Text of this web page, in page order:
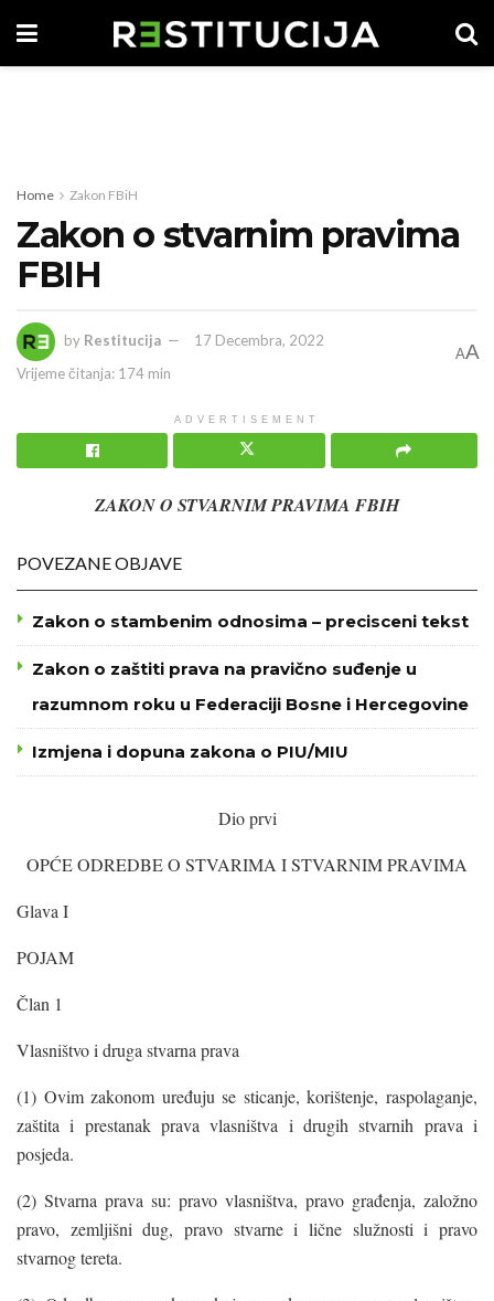
Home Zakon FBiH
Zakon o stvarnim pravima
FBIH
by Restitucija
17 Decembra, 2022
Vrijeme čitanja: 174 min
AA
ADVERTISEMENT
ZAKON O STVARNIM PRAVIMA FBIH
POVEZANE OBJAVE
Zakon o stambenim odnosima – precisceni tekst
Zakon o zaštiti prava na pravično suđenje u
razumnom roku u Federaciji Bosne i Hercegovine
Izmjena i dopuna zakona o PIU/MIU
Dio prvi
OPĆE ODREDBE O STVARIMA I STVARNIM PRAVIMA
Glava I
POJAM
Član 1
Vlasništvo i druga stvarna prava
(1) Ovim zakonom uređuju se sticanje, korištenje, raspolaganje,
zaštita i prestanak prava vlasništva i drugih stvarnih prava i
posjeda.
(2) Stvarna prava su: pravo vlasništva, pravo građenja, založno
pravo, zemljišni dug, pravo stvarne i lične služnosti i pravo
stvarnog tereta.